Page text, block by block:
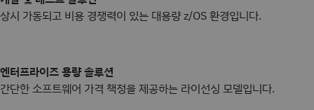
상시 가동되고 비용 경쟁력이 있는 대용량 z/OS 환경입니다.
엔터프라이즈 용량 솔루션
간단한 소프트웨어 가격 책정을 제공하는 라이선싱 모델입니다.